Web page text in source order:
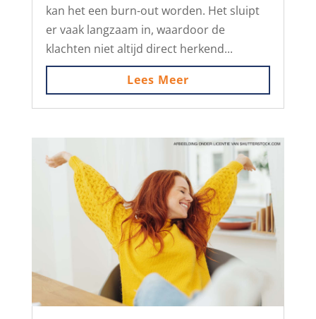
kan het een burn-out worden. Het sluipt
er vaak langzaam in, waardoor de
klachten niet altijd direct herkend...
Lees Meer